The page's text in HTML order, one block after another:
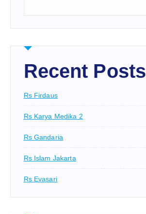
Recent Posts
Rs Firdaus
Rs Karya Medika 2
Rs Gandaria
Rs Islam Jakarta
Rs Evasari